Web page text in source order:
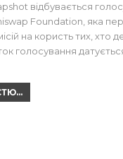
відбувається
Foundation, яка
на користь тих, хто
голосування